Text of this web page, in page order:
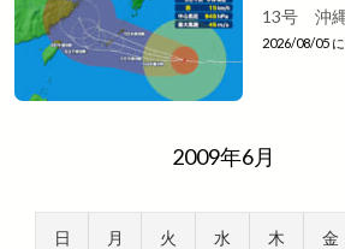
13号 沖
2026/08/05
2009年6月
日 月 火 水 木 金